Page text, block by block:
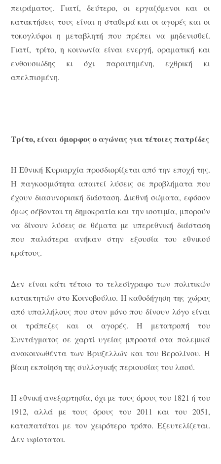
πειράματος. Γιατί, δεύτερο, οι εργαζόμενοι και οι
κατακτήσεις τους είναι η σταθερά και οι αγορές και οι
τοκογλύφοι η μεταβλητή που πρέπει να μηδενισθεί.
Γιατί, τρίτο, η κοινωνία είναι ενεργή, οραματική και
ενθουσιώδης κι όχι παραιτημένη, εχθρική κι
απελπισμένη.
Τρίτο, είναι όμορφος ο αγώνας για τέτοιες πατρίδες
Η Εθνική Κυριαρχία προσδιορίζεται από την εποχή της.
Η παγκοσμιότητα απαιτεί λύσεις σε προβλήματα που
έχουν διασυνοριακή διάσταση. Διεθνή σώματα, εφόσον
όμως σέβονται τη δημοκρατία και την ισοτιμία, μπορούν
να δίνουν λύσεις σε θέματα με υπερεθνική διάσταση
που παλιότερα ανήκαν στην εξουσία του εθνικού
κράτους.
Δεν είναι κάτι τέτοιο το τελεσίγραφο των πολιτικών
κατακτητών στο Κοινοβούλιο. Η καθοδήγηση της χώρας
από υπαλλήλους που στον μόνο που δίνουν λόγο είναι
οι τράπεζες και οι αγορές. Η μετατροπή του
Συντάγματος σε χαρτί υγείας μπροστά στα πολεμικά
ανακοινωθέντα των Βρυξελλών και του Βερολίνου. Η
βίαιη εκποίηση της συλλογικής περιουσίας του λαού.
Η εθνική ανεξαρτησία, όχι με τους όρους του 1821 ή του
1912, αλλά με τους όρους του 2011 και του 2051,
καταπατάται με τον χειρότερο τρόπο. Εξευτελίζεται.
Δεν υφίσταται.